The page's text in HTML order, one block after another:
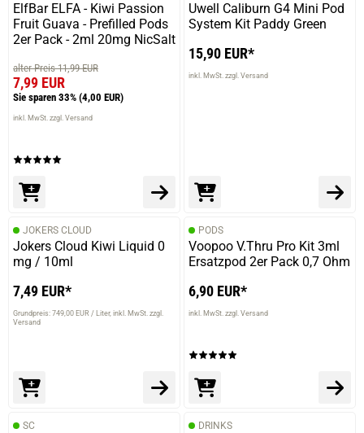
ElfBar ELFA - Kiwi Passion
Fruit Guava - Prefilled Pods
2er Pack - 2ml 20mg NicSalt
alter Preis 11,99 EUR
7,99 EUR
Sie sparen 33% (4,00 EUR)
inkl. MwSt. zzgl. Versand
Uwell Caliburn G4 Mini Pod
System Kit Paddy Green
15,90 EUR*
inkl. MwSt. zzgl. Versand
JOKERS CLOUD
Jokers Cloud Kiwi Liquid 0
mg / 10ml
7,49 EUR*
Grundpreis: 749,00 EUR / Liter inkl. MwSt. zzgl.
Versand
PODS
Voopoo V.Thru Pro Kit 3ml
Ersatzpod 2er Pack 0,7 Ohm
6,90 EUR*
inkl. MwSt. zzgl. Versand
SC DRINKS